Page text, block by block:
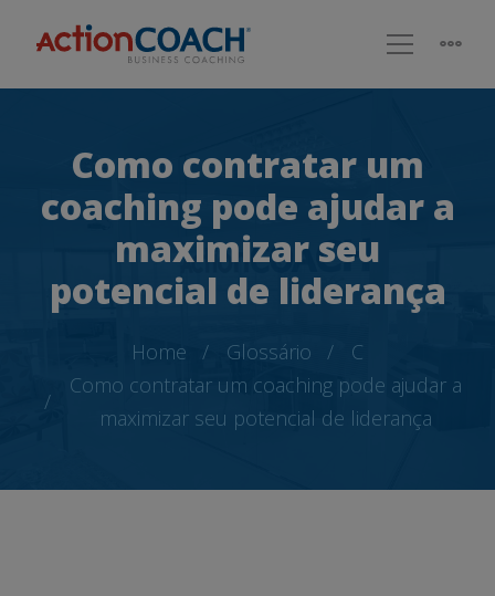
Como contratar um
coaching pode ajudar a
maximizar seu
potencial de liderança
Home Glossário
C
Como contratar um coaching pode ajudar a
maximizar seu potencial de liderança